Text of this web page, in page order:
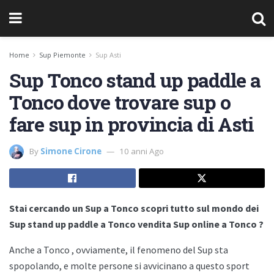
Home Sup Piemonte Sup Asti
Sup Tonco stand up paddle a
Tonco dove trovare sup o
fare sup in provincia di Asti
By Simone Cirone 10 anni Ago
Stai cercando un Sup a Tonco scopri tutto sul mondo dei
Sup stand up paddle a Tonco vendita Sup online a Tonco ?
Anche a Tonco , ovviamente, il fenomeno del Sup sta
spopolando, e molte persone si avvicinano a questo sport